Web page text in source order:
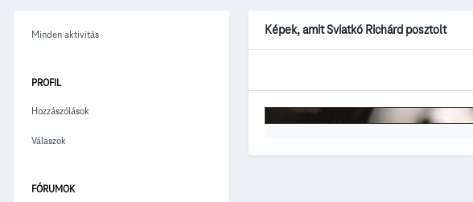
Minden aktivitás
PROFIL
Hozzászólások
Válaszok
FÓRUMOK
Képek, amit Sviatkó Richárd posztolt